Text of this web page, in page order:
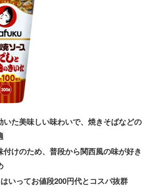
いた美味しい味わいで、焼きそばなどの
付けのため、普段から関西風の味が好き
いってお値段200円代とコスパ抜群